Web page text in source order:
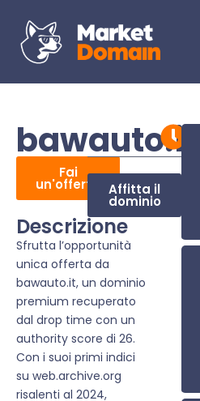
bawauto.it
Fai
un'offerta Affitta il
dominio
Descrizione
Sfrutta l’opportunità
unica offerta da
bawauto.it, un dominio
premium recuperato
dal drop time con un
authority score di 26.
Con i suoi primi indici
su web.archive.org
risalenti al 2024,